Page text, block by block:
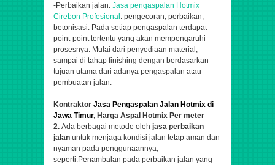
-Perbaikan jalan. Jasa pengaspalan Hotmix
Cirebon Profesional . pengecoran, perbaikan,
betonisasi. Pada setiap pengaspalan terdapat
point-point tertentu yang akan mempengaruhi
prosesnya. Mulai dari penyediaan material,
sampai di tahap finishing dengan berdasarkan
tujuan utama dari adanya pengaspalan atau
pembuatan jalan.
Kontraktor Jasa Pengaspalan Jalan Hotmix di
Jawa Timur, Harga Aspal Hotmix Per meter
2. Ada berbagai metode oleh jasa perbaikan
jalan untuk menjaga kondisi jalan tetap aman dan
nyaman pada penggunaannya,
seperti:Penambalan pada perbaikan jalan yang